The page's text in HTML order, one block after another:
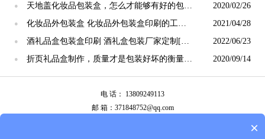
就是速度[吉彩四方]
●
天地盖化妆品包装盒，怎么才能够有好的包装
质量[吉彩四方]
2020/02/26
●
化妆品外包装盒 化妆品外包装盒印刷的工艺
讲解[吉彩四方]包装定制厂家
2021/04/28
●
酒礼品盒包装盒印刷 酒礼盒包装厂家定制[吉
彩四方]
2022/06/23
●
折页礼品盒制作，质量才是包装好坏的衡量保
准[吉彩四方]
2020/09/14
电 话： 13809249113
邮 箱：371848752@qq.com
×